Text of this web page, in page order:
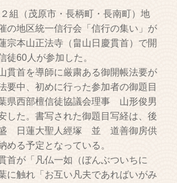
組（茂原市・長柄町・長南町）地
の地区統一信行会「信行の集い」が
宗本山正法寺（畠山日慶貫首）で開
徒60人が参加した。
貫首を導師に厳粛ある御開帳法要が
要中、初めに行った参加者の御題目
県西部檀信徒協議会理事 山形俊男
した。書写された御題目写経は、後
盛 日蓮大聖人經塚 並 道善御房供
める予定となっている。
首が「凡仏一如（ぼんぶついちに
に触れ「お互い凡夫であればいがみ